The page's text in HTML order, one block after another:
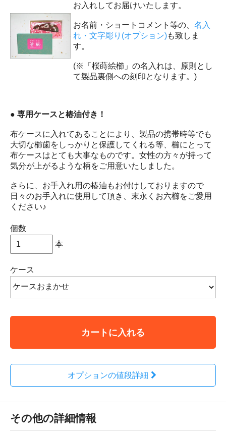
お入れしてお届けいたします。
お名前・ショートコメント等の、 名入
れ・文字彫り(オプション)も致しま
す。
(※「桜蒔絵櫛」の名入れは、原則とし
て製品裏側への刻印となります。)
● 専用ケースと椿油付き！
布ケースに入れてあることにより、製品の携帯時等でも
大切な櫛歯をしっかりと保護してくれる等、櫛にとって
布ケースはとても大事なものです。女性の方々が持って
気分が上がるような柄をご用意いたしました。
さらに、お手入れ用の椿油もお付けしておりますので
日々のお手入れに使用して頂き、末永くお六櫛をご愛用
ください♪
個数
本
ケース
カートに入れる
オプションの値段詳細
その他の詳細情報